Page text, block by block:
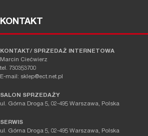
KONTAKT
KONTAKT/ SPRZEDAŻ INTERNETOWA
Marcin Ciećwierz
tel. 730353700
E-mail: sklep@ect.net.pl
SALON SPRZEDAŻY
ul. Górna Droga 5, 02-495 Warszawa, Polska
SERWIS
ul. Górna Droga 5, 02-495 Warszawa, Polska